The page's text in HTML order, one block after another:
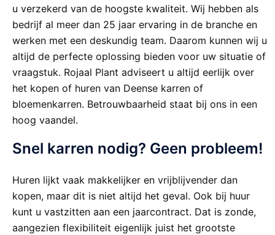
u verzekerd van de hoogste kwaliteit. Wij hebben als
bedrijf al meer dan 25 jaar ervaring in de branche en
werken met een deskundig team. Daarom kunnen wij u
altijd de perfecte oplossing bieden voor uw situatie of
vraagstuk. Rojaal Plant adviseert u altijd eerlijk over
het kopen of huren van Deense karren of
bloemenkarren. Betrouwbaarheid staat bij ons in een
hoog vaandel.
Snel karren nodig? Geen probleem!
Huren lijkt vaak makkelijker en vrijblijvender dan
kopen, maar dit is niet altijd het geval. Ook bij huur
kunt u vastzitten aan een jaarcontract. Dat is zonde,
aangezien flexibiliteit eigenlijk juist het grootste